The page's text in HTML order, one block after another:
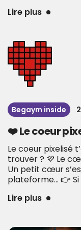
Lire plus
Begaym inside
❤️ Le coeur
Le coeur pixelisé
trouver ? 💜 Le
Un petit cœur
plateforme… 👉 Si
Lire plus